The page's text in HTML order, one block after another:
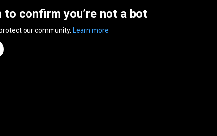
to confirm you’re not a bot
our community. Learn more